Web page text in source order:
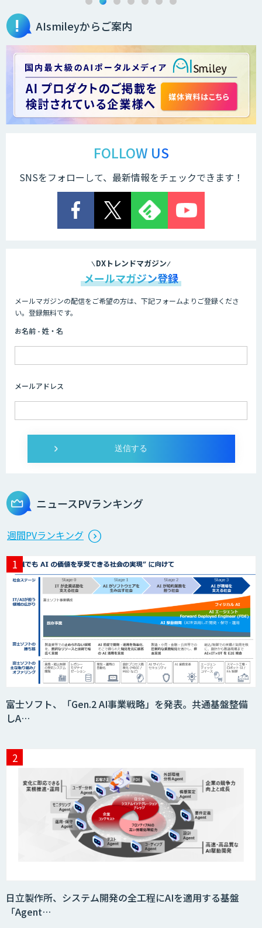
AIsmileyからご案内
FOLLOW US
SNSをフォローして、最新情報をチェックできます！
DXトレンドマガジン
メールマガジン登録
メールマガジンの配信をご希望の方は、下記フォームよりご登録くださ
い。登録無料です。
お名前 - 姓・名
メールアドレス
ニュースPVランキング
週間PVランキング
富士ソフト、「Gen.2 AI事業戦略」を発表。共通基盤整備
しA…
日立製作所、システム開発の全工程にAIを適用する基盤
「Agent…